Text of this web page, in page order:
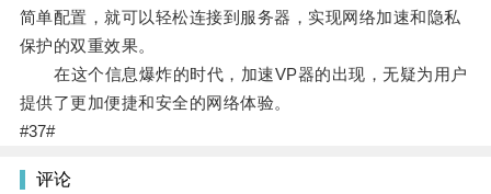
简单配置，就可以轻松连接到服务器，实现网络加速和隐私
保护的双重效果。
在这个信息爆炸的时代，加速VP器的出现，无疑为用户
提供了更加便捷和安全的网络体验。
#37#
评论